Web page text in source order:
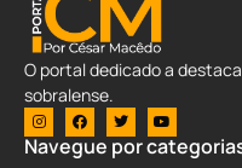
O portal dedicado a
sobralense.
Navegue por